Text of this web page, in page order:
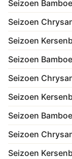
Seizoen
Seizoen
Seizoen
Seizoen
Seizoen
Seizoen
Seizoen
Seizoen
Seizoen